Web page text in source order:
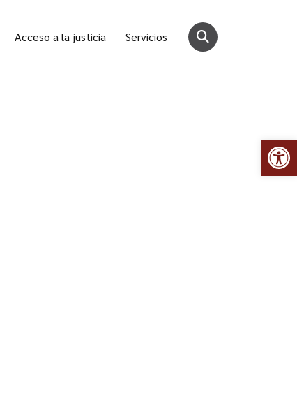
Acceso a la justicia Servicios